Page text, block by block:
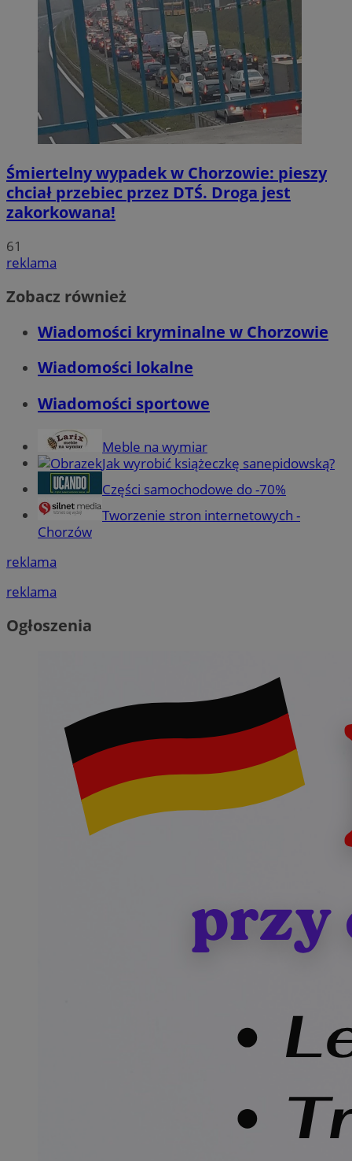
Śmiertelny wypadek w Chorzowie: pieszy
chciał przebiec przez DTŚ. Droga jest
zakorkowana!
61
reklama
Zobacz również
Wiadomości kryminalne w Chorzowie
Wiadomości lokalne
Wiadomości sportowe
Meble na wymiar
Jak wyrobić książeczkę sanepidowską?
Części samochodowe do -70%
Tworzenie stron internetowych -
Chorzów
reklama
reklama
Ogłoszenia